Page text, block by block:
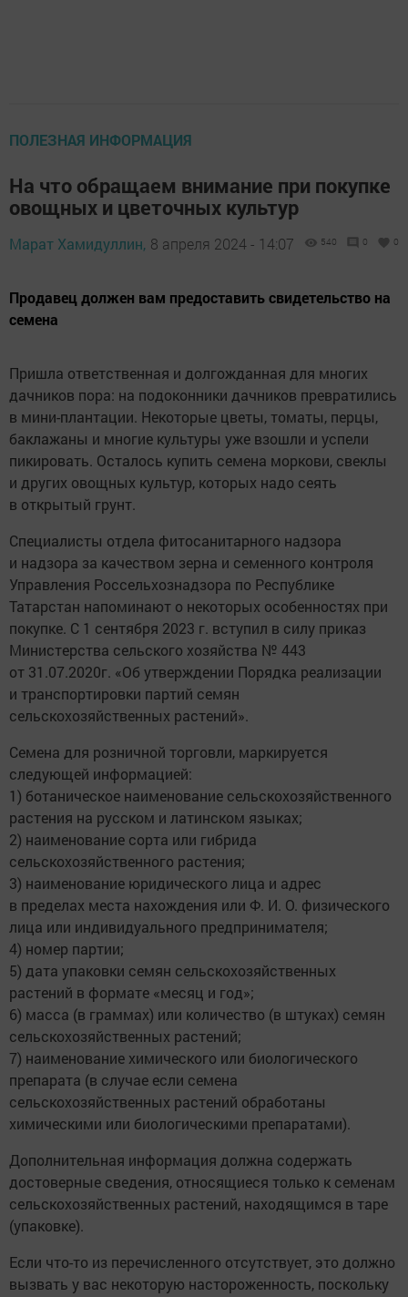
ПОЛЕЗНАЯ ИНФОРМАЦИЯ
На что обращаем внимание при покупке
овощных и цветочных культур
Марат Хамидуллин, 8 апреля 2024 - 14:07 540 0 0
Продавец должен вам предоставить свидетельство на
семена
Пришла ответственная и долгожданная для многих
дачников пора: на подоконники дачников превратились
в мини-плантации. Некоторые цветы, томаты, перцы,
баклажаны и многие культуры уже взошли и успели
пикировать. Осталось купить семена моркови, свеклы
и других овощных культур, которых надо сеять
в открытый грунт.
Специалисты отдела фитосанитарного надзора
и надзора за качеством зерна и семенного контроля
Управления Россельхознадзора по Республике
Татарстан напоминают о некоторых особенностях при
покупке. С 1 сентября 2023 г. вступил в силу приказ
Министерства сельского хозяйства № 443
от 31.07.2020г. «Об утверждении Порядка реализации
и транспортировки партий семян
сельскохозяйственных растений».
Семена для розничной торговли, маркируется
следующей информацией:
1) ботаническое наименование сельскохозяйственного
растения на русском и латинском языках;
2) наименование сорта или гибрида
сельскохозяйственного растения;
3) наименование юридического лица и адрес
в пределах места нахождения или Ф. И. О. физического
лица или индивидуального предпринимателя;
4) номер партии;
5) дата упаковки семян сельскохозяйственных
растений в формате «месяц и год»;
6) масса (в граммах) или количество (в штуках) семян
сельскохозяйственных растений;
7) наименование химического или биологического
препарата (в случае если семена
сельскохозяйственных растений обработаны
химическими или биологическими препаратами).
Дополнительная информация должна содержать
достоверные сведения, относящиеся только к семенам
сельскохозяйственных растений, находящимся в таре
(упаковке).
Если что-то из перечисленного отсутствует, это должно
вызвать у вас некоторую настороженность, поскольку